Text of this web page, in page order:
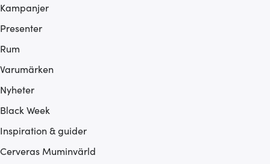
Kampanjer
Presenter
Rum
Varumärken
Nyheter
Black Week
Inspiration & guider
Cerveras Muminvärld